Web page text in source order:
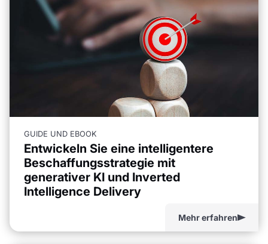
GUIDE UND EBOOK
Entwickeln Sie eine intelligentere
Beschaffungsstrategie mit
generativer KI und Inverted
Intelligence Delivery
Mehr erfahren